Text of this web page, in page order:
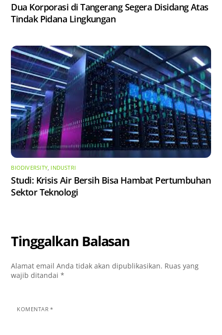
Dua Korporasi di Tangerang Segera Disidang Atas
Tindak Pidana Lingkungan
BIODIVERSITY, INDUSTRI
Studi: Krisis Air Bersih Bisa Hambat Pertumbuhan
Sektor Teknologi
Tinggalkan Balasan
Alamat email Anda tidak akan dipublikasikan. Ruas yang
wajib ditandai*
KOMENTAR*